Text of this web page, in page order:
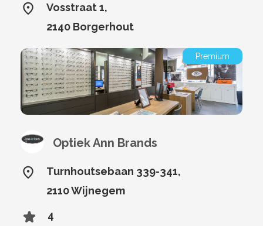
Vosstraat 1,
2140 Borgerhout
Premium
Optiek Ann Brands
Turnhoutsebaan 339-341,
2110 Wijnegem
4